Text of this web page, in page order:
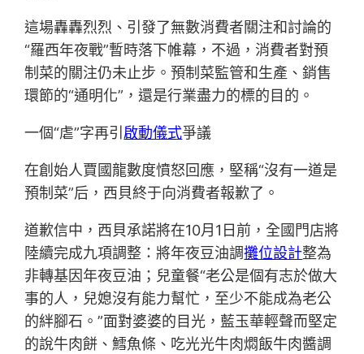
這場轟轟烈烈、引發了無數消費者關注和討論的
“羅西年夜戰”暫時落下帷幕，不過，消費者對預
制菜的關注仍未止步。預制菜監管和生產、銷售
環節的“通明化”，還是行業盡力的標的目的。
一個“虐”字再引啟動儀式爭議
在創始人賈國龍數度憤怒回應，堅稱“沒有一道是
預制菜”后，西貝終于向消費者報歉了。
道歉信中，西貝承諾將在10月1日前，全國門店將
陸續完成九項調整：將年夜豆油調攤位設計整為
非轉基因年夜豆油；兒童餐“老公是個有志於做大
事的人，兒媳沒有能力幫忙，至少不能成為老公
的絆腳石。”面對婆婆的目光，藍玉華輕聲而堅定
的說牛肉餅、鱈魚條、吃光光牛肉燜飯牛肉醬調